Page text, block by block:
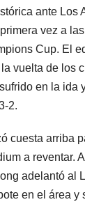
ante Los
vez a
Cup. El
vuelta de los
en la ida
2.
cuesta arriba
a reventar.
adelantó al
en el área y